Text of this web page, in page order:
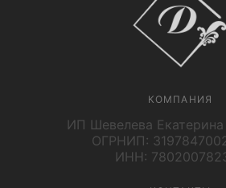
КОМПАНИЯ
ИП Шевелева Екатерина
ОГРНИП:
ИНН: